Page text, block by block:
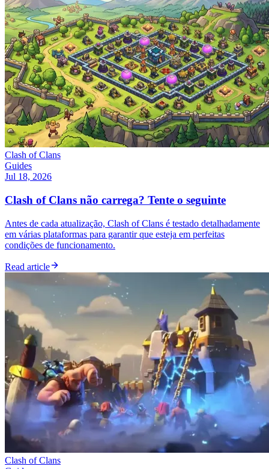
Clash of Clans
Guides
Jul 18, 2026
Clash of Clans não carrega? Tente o seguinte
Antes de cada atualização, Clash of Clans é testado detalhadamente
em várias plataformas para garantir que esteja em perfeitas
condições de funcionamento.
Read article
Clash of Clans